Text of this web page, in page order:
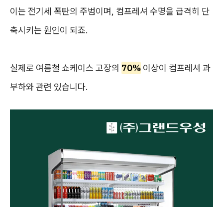
이는 전기세 폭탄의 주범이며, 컴프레셔 수명을 급격히 단
축시키는 원인이 되죠.
실제로 여름철 쇼케이스 고장의 70% 이상이 컴프레셔 과
부하와 관련 있습니다.